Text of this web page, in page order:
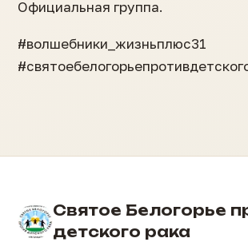
Официальная группа.
#волшебники_жизньплюс31
Святое Белогорье
детского рака